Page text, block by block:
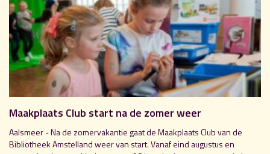
Maakplaats Club start na de zomer weer
Aalsmeer - Na de zomervakantie gaat de Maakplaats Club van de
Bibliotheek Amstelland weer van start. Vanaf eind augustus en